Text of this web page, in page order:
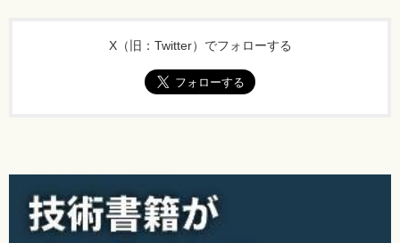
X（旧：Twitter）でフォローする